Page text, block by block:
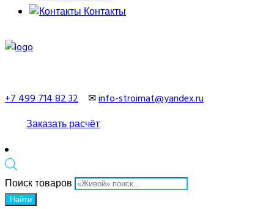
Контакты
+7 499 714 82 32 ✉info-stroimat@yandex.ru
Заказать расчёт
Поиск товаров
Найти